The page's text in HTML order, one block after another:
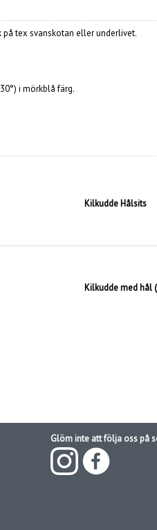
tex svanskotan eller underlivet.
i mörkblå färg.
Kilkudde Hålsits
Kilkudde med hål
Glöm inte att följa oss på